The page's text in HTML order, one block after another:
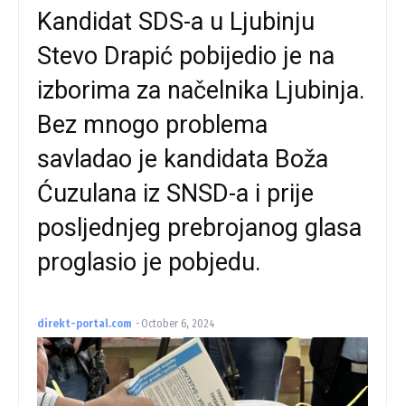
Kandidat SDS-a u Ljubinju
Stevo Drapić pobijedio je na
izborima za načelnika Ljubinja.
Bez mnogo problema
savladao je kandidata Boža
Ćuzulana iz SNSD-a i prije
posljednjeg prebrojanog glasa
proglasio je pobjedu.
direkt-portal.com - October 6, 2024